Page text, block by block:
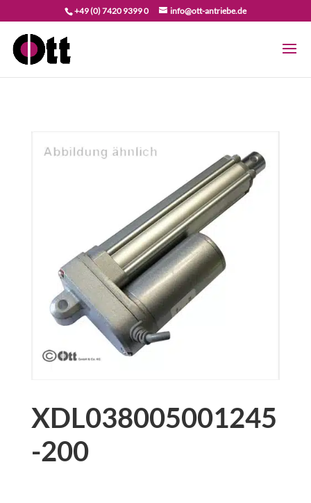
+49 (0) 7420 9399 0 info@ott-antriebe.de
XDL038005001245
-200